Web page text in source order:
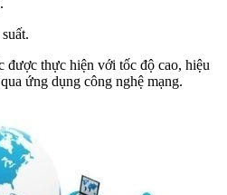
thực hiện với tốc độ cao, hiệu
ứng dụng công nghệ mạng.